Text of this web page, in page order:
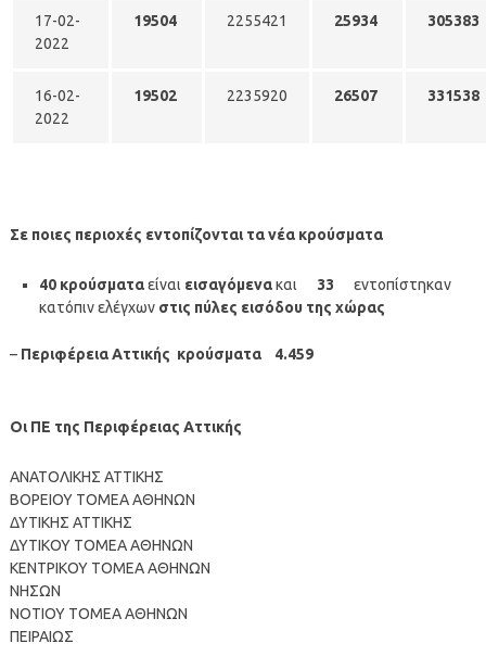
17-02-
2022
19504 2255421 25934 305383
16-02-
2022
19502 2235920 26507 331538
Σε ποιες περιοχές εντοπίζονται τα νέα κρούσματα
40 κρούσματαείναι εισαγόμενακαι 33 εντοπίστηκαν
κατόπιν ελέγχων στις πύλες εισόδου της χώρας
–Περιφέρεια Αττικής κρούσματα 4.459
Οι ΠΕ της Περιφέρειας Αττικής
ΑΝΑΤΟΛΙΚΗΣ ΑΤΤΙΚΗΣ
ΒΟΡΕΙΟΥ ΤΟΜΕΑ ΑΘΗΝΩΝ
ΔΥΤΙΚΗΣ ΑΤΤΙΚΗΣ
ΔΥΤΙΚΟΥ ΤΟΜΕΑ ΑΘΗΝΩΝ
ΚΕΝΤΡΙΚΟΥ ΤΟΜΕΑ ΑΘΗΝΩΝ
ΝΗΣΩΝ
ΝΟΤΙΟΥ ΤΟΜΕΑ ΑΘΗΝΩΝ
ΠΕΙΡΑΙΩΣ